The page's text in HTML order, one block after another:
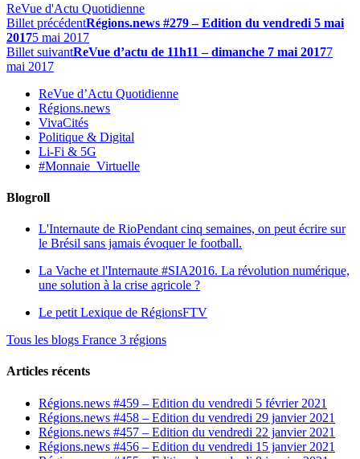
ReVue d'Actu Quotidienne
Billet précédentRégions.news #279 – Edition du vendredi 5 mai
20175 mai 2017
Billet suivantReVue d’actu de 11h11 – dimanche 7 mai 20177
mai 2017
ReVue d’Actu Quotidienne
Régions.news
VivaCités
Politique & Digital
Li-Fi & 5G
#Monnaie_Virtuelle
Blogroll
L'Internaute de RioPendant cinq semaines, on peut écrire sur
le Brésil sans jamais évoquer le football.
La Vache et l'Internaute #SIA2016. La révolution numérique,
une solution à la crise agricole ?
Le petit Lexique de RégionsFTV
Tous les blogs France 3 régions
Articles récents
Régions.news #459 – Edition du vendredi 5 février 2021
Régions.news #458 – Edition du vendredi 29 janvier 2021
Régions.news #457 – Edition du vendredi 22 janvier 2021
Régions.news #456 – Edition du vendredi 15 janvier 2021